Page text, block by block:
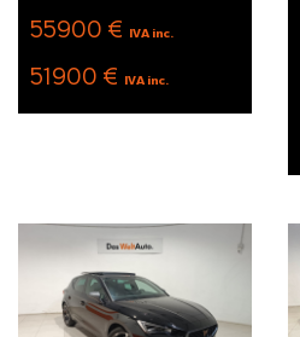
55900 € IVA inc.
51900 € IVA inc.